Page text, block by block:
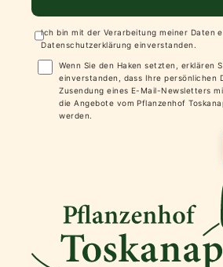
Ich bin mit der Verarbeitung meiner Daten
Datenschutzerklärung einverstanden.
Wenn Sie den Haken setzten, erklären
einverstanden, dass Ihre persönlichen
Zusendung eines E-Mail-Newsletters
die Angebote vom Pflanzenhof
werden.